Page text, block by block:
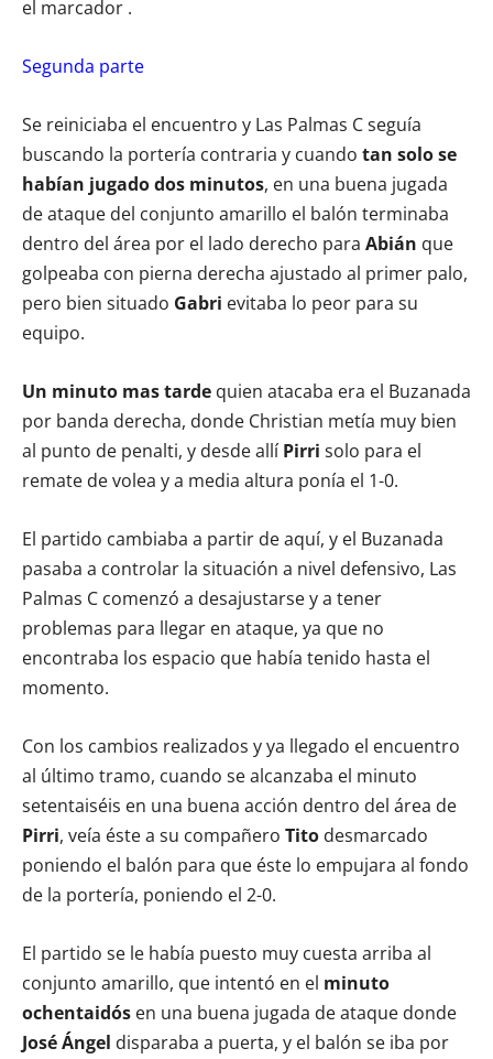
el marcador .
Segunda parte
Se reiniciaba el encuentro y Las Palmas C seguía
buscando la portería contraria y cuando tan solo se
habían jugado dos minutos, en una buena jugada
de ataque del conjunto amarillo el balón terminaba
dentro del área por el lado derecho para Abián que
golpeaba con pierna derecha ajustado al primer palo,
pero bien situado Gabri evitaba lo peor para su
equipo.
Un minuto mas tarde quien atacaba era el Buzanada
por banda derecha, donde Christian metía muy bien
al punto de penalti, y desde allíPirri solo para el
remate de volea y a media altura ponía el 1-0.
El partido cambiaba a partir de aquí, y el Buzanada
pasaba a controlar la situación a nivel defensivo, Las
Palmas C comenzó a desajustarse y a tener
problemas para llegar en ataque, ya que no
encontraba los espacio que había tenido hasta el
momento.
Con los cambios realizados y ya llegado el encuentro
al último tramo, cuando se alcanzaba el minuto
setentaiséis en una buena acción dentro del área de
Pirri, veía éste a su compañero Tito desmarcado
poniendo el balón para que éste lo empujara al fondo
de la portería, poniendo el 2-0.
El partido se le había puesto muy cuesta arriba al
conjunto amarillo, que intentó en el minuto
ochentaidós en una buena jugada de ataque donde
José Ángel disparaba a puerta, y el balón se iba por